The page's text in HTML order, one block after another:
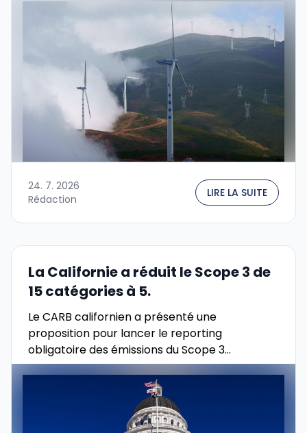
24. 7. 2026
Rédaction
LIRE LA SUITE
La Californie a réduit le Scope 3 de
15 catégories à 5.
Le CARB californien a présenté une
proposition pour lancer le reporting
obligatoire des émissions du Scope 3
conformément à la loi SB 253. Au lieu des 15
catégories du protocole …